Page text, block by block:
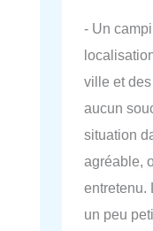
- Un
ville et
aucun
situation
agréable,
entretenu.
un peu